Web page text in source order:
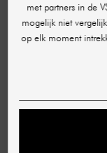
met partners in de
mogelijk niet
op elk moment